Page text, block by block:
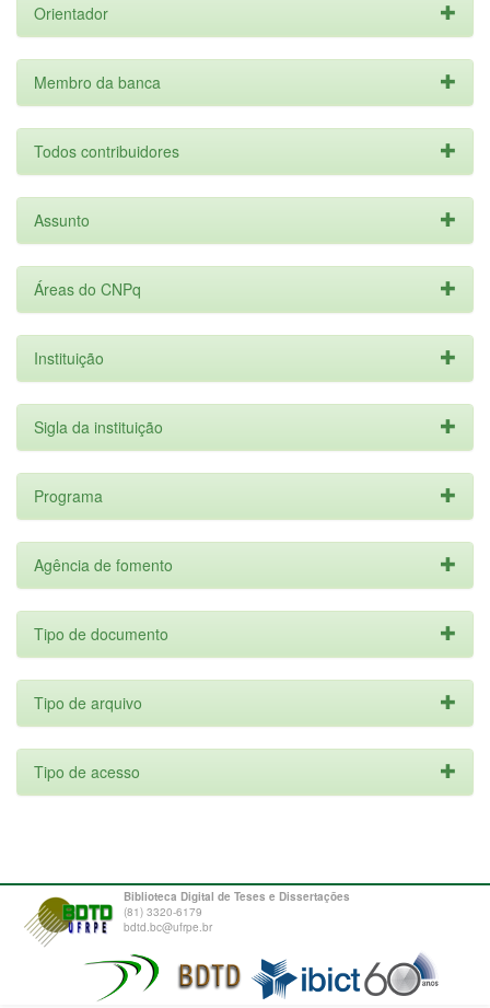
Orientador
Membro da banca
Todos contribuidores
Assunto
Áreas do CNPq
Instituição
Sigla da instituição
Programa
Agência de fomento
Tipo de documento
Tipo de arquivo
Tipo de acesso
Biblioteca Digital de Teses e Dissertações
(81) 3320-6179
bdtd.bc@ufrpe.br